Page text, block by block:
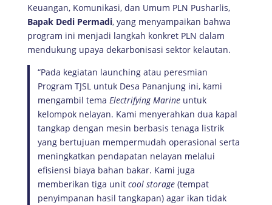
Keuangan, Komunikasi, dan Umum PLN Pusharlis,
Bapak Dedi Permadi, yang menyampaikan bahwa
program ini menjadi langkah konkret PLN dalam
mendukung upaya dekarbonisasi sektor kelautan.
“Pada kegiatan launching atau peresmian
Program TJSL untuk Desa Pananjung ini, kami
mengambil temaElectrifying Marine untuk
kelompok nelayan. Kami menyerahkan dua kapal
tangkap dengan mesin berbasis tenaga listrik
yang bertujuan mempermudah operasional serta
meningkatkan pendapatan nelayan melalui
efisiensi biaya bahan bakar. Kami juga
memberikan tiga unitcool storage (tempat
penyimpanan hasil tangkapan) agar ikan tidak